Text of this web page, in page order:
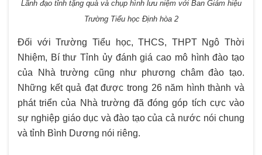
Lãnh đạo tỉnh tặng quà và chụp hình lưu niệm với Ban Giám hiệu
Trường Tiểu học Định hòa 2
Đối với Trường Tiểu học, THCS, THPT Ngô Thời
Nhiệm, Bí thư Tỉnh ủy đánh giá cao mô hình đào tạo
của Nhà trường cũng như phương châm đào tạo.
Những kết quả đạt được trong 26 năm hình thành và
phát triển của Nhà trường đã đóng góp tích cực vào
sự nghiệp giáo dục và đào tạo của cả nước nói chung
và tỉnh Bình Dương nói riêng.